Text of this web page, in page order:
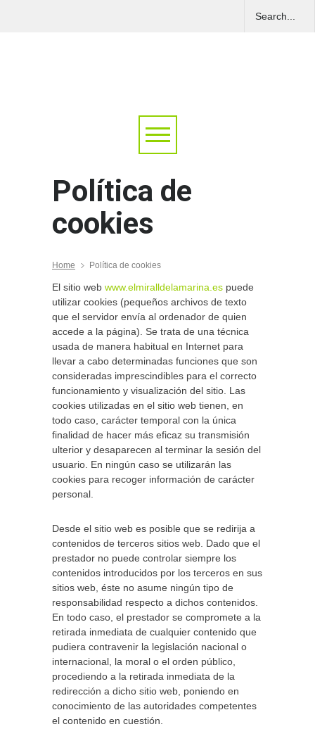
Política de
cookies
Home Política de cookies
El sitio web www.elmiralldelamarina.es puede
utilizar cookies (pequeños archivos de texto
que el servidor envía al ordenador de quien
accede a la página). Se trata de una técnica
usada de manera habitual en Internet para
llevar a cabo determinadas funciones que son
consideradas imprescindibles para el correcto
funcionamiento y visualización del sitio. Las
cookies utilizadas en el sitio web tienen, en
todo caso, carácter temporal con la única
finalidad de hacer más eficaz su transmisión
ulterior y desaparecen al terminar la sesión del
usuario. En ningún caso se utilizarán las
cookies para recoger información de carácter
personal.
Desde el sitio web es posible que se redirija a
contenidos de terceros sitios web. Dado que el
prestador no puede controlar siempre los
contenidos introducidos por los terceros en sus
sitios web, éste no asume ningún tipo de
responsabilidad respecto a dichos contenidos.
En todo caso, el prestador se compromete a la
retirada inmediata de cualquier contenido que
pudiera contravenir la legislación nacional o
internacional, la moral o el orden público,
procediendo a la retirada inmediata de la
redirección a dicho sitio web, poniendo en
conocimiento de las autoridades competentes
el contenido en cuestión.